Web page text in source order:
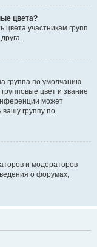
цвета?
участникам групп
группа по умолчанию
цвет и звание
может
группу по
и модераторов
о форумах,